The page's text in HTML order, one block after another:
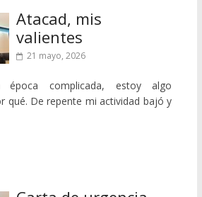
Atacad, mis
valientes
21 mayo, 2026
época complicada, estoy algo
qué. De repente mi actividad bajó y